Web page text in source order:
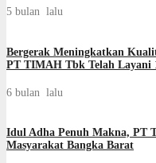
5 bulan lalu
Bergerak Meningkatkan
PT TIMAH Tbk Telah Layani
6 bulan lalu
Idul Adha Penuh Makna, PT
Masyarakat Bangka Barat